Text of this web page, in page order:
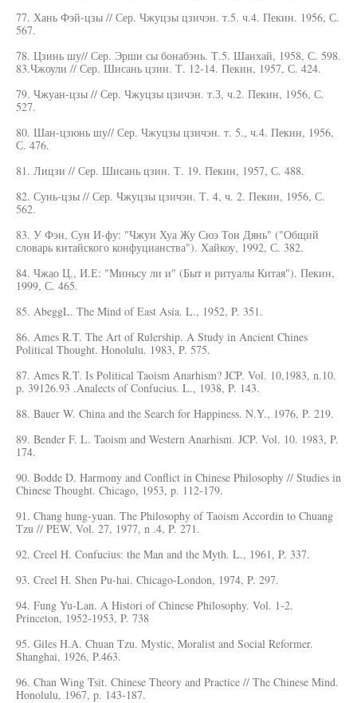
77. Хань Фэй-цзы // Сер. Чжуцзы цзичэн. т.5. ч.4. Пекин. 1956, С.
567.
78. Цзинь шу// Сер. Эрши сы бонабэнь. Т.5. Шанхай, 1958, С. 598.
83.Чжоули // Сер. Шисань цзин. Т. 12-14. Пекин, 1957, С. 424.
79. Чжуан-цзы // Сер. Чжуцзы цзичэн. т.З, ч.2. Пекин, 1956, С.
527.
80. Шан-цзюнь шу// Сер. Чжуцзы цзичэн. т. 5., ч.4. Пекин, 1956,
С. 476.
81. Лицзи // Сер. Шисань цзин. Т. 19. Пекин, 1957, С. 488.
82. Сунь-цзы // Сер. Чжуцзы цзичэн. Т. 4, ч. 2. Пекин, 1956, С.
562.
83. У Фэн, Сун И-фу: "Чжун Хуа Жу Сюэ Тон Дянь" ("Общий
словарь китайского конфуцианства"). Хайкоу, 1992, С. 382.
84. Чжао Ц., И.Е: "Миньсу ли и" (Быт и ритуалы Китая"). Пекин,
1999, С. 465.
85. AbeggL. The Mind of East Asia. L., 1952, P. 351.
86. Ames R.T. The Art of Rulership. A Study in Ancient Chines
Political Thought. Honolulu. 1983, P. 575.
87. Ames R.T. Is Political Taoism Anarhism? JCP. Vol. 10,1983, n.10.
p. 39126.93 .Analects of Confucius. L., 1938, P. 143.
88. Bauer W. China and the Search for Happiness. N.Y., 1976, P. 219.
89. Bender F. L. Taoism and Western Anarhism. JCP. Vol. 10. 1983, P.
174.
90. Bodde D. Harmony and Conflict in Chinese Philosophy // Studies in
Chinese Thought. Chicago, 1953, p. 112-179.
91. Chang hung-yuan. The Philosophy of Taoism Accordin to Chuang
Tzu // PEW, Vol. 27, 1977, n .4, P. 271.
92. Creel H. Confucius: the Man and the Myth. L., 1961, P. 337.
93. Creel H. Shen Pu-hai. Chicago-London, 1974, P. 297.
94. Fung Yu-Lan. A Histori of Chinese Philosophy. Vol. 1-2.
Princeton, 1952-1953, P. 738
95. Giles H.A. Chuan Tzu. Mystic, Moralist and Social Reformer.
Shanghai, 1926, P.463.
96. Chan Wing Tsit. Chinese Theory and Practice // The Chinese Mind.
Honolulu, 1967, p. 143-187.